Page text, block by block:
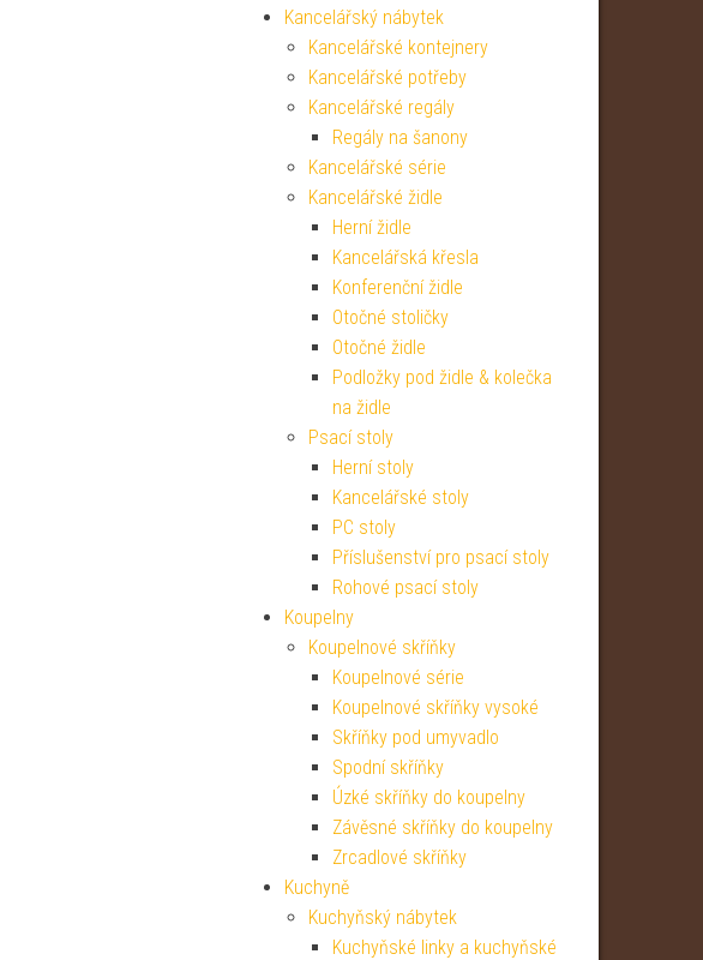
Kancelářský nábytek
Kancelářské kontejnery
Kancelářské potřeby
Kancelářské regály
Regály na šanony
Kancelářské série
Kancelářské židle
Herní židle
Kancelářská křesla
Konferenční židle
Otočné stoličky
Otočné židle
Podložky pod židle & kolečka
na židle
Psací stoly
Herní stoly
Kancelářské stoly
PC stoly
Příslušenství pro psací stoly
Rohové psací stoly
Koupelny
Koupelnové skříňky
Koupelnové série
Koupelnové skříňky vysoké
Skříňky pod umyvadlo
Spodní skříňky
Úzké skříňky do koupelny
Závěsné skříňky do koupelny
Zrcadlové skříňky
Kuchyně
Kuchyňský nábytek
Kuchyňské linky a kuchyňské